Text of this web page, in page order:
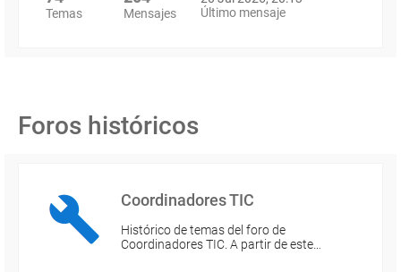
Temas Mensajes
Último mensaje
Foros históricos
Coordinadores TIC
Histórico de temas del foro de
Coordinadores TIC. A partir de este…